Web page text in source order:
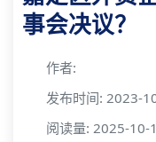
事会决议？
作者:
发布时间: 2023-
阅读量: 2025-10-